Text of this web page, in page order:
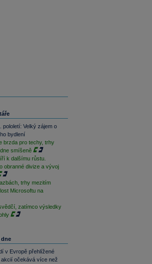
pololetí: Velký zájem o
bydlení
brzda pro techy, trhy
smíšeně
k dalšímu růstu.
obranné divize a vývoj
trhy mezitím
Microsoftu na
zatímco výsledky
dne
v Evropě přehlížené
akcií očekává více než